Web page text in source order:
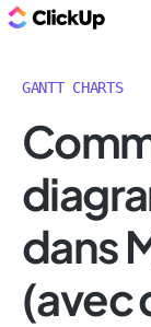
GANTT CHARTS
dans
(avec